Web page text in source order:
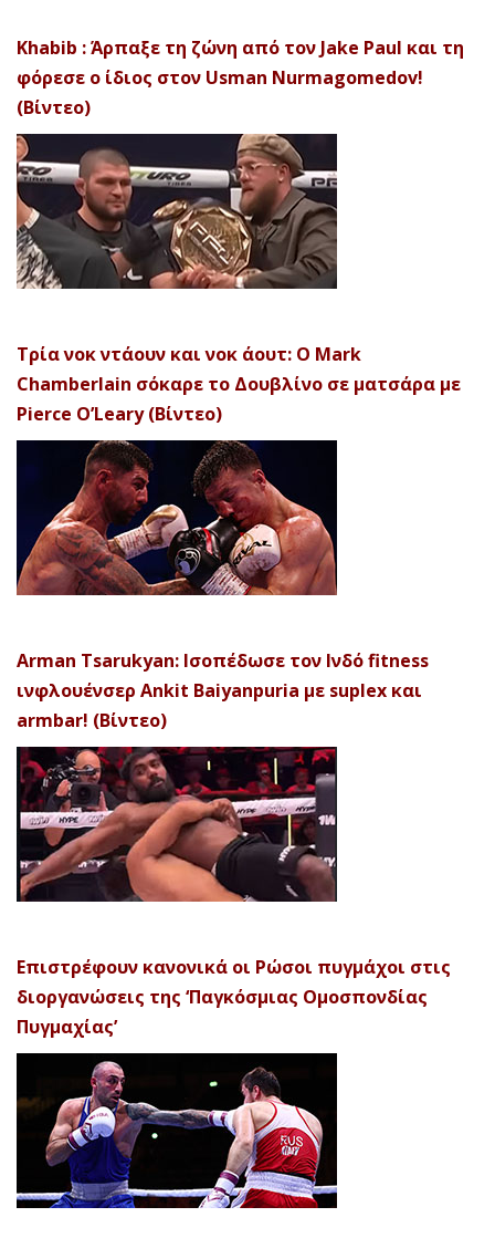
Khabib : Άρπαξε τη ζώνη από τον Jake Paul και τη
φόρεσε ο ίδιος στον Usman Nurmagomedov!
(Βίντεο)
Τρία νοκ ντάουν και νοκ άουτ: Ο Mark
Chamberlain σόκαρε το Δουβλίνο σε ματσάρα με
Pierce O’Leary (Βίντεο)
Arman Tsarukyan: Ισοπέδωσε τον Ινδό fitness
ινφλουένσερ Ankit Baiyanpuria με suplex και
armbar! (Βίντεο)
Επιστρέφουν κανονικά οι Ρώσοι πυγμάχοι στις
διοργανώσεις της ‘Παγκόσμιας Ομοσπονδίας
Πυγμαχίας’